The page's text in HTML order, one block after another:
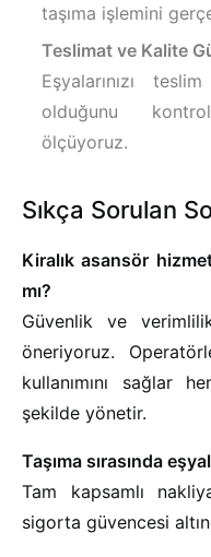
taşıma işlemini
Teslimat ve Kalite
Eşyalarınızı
olduğunu
ölçüyoruz.
Sıkça Sorulan
Kiralık asansör
mı?
Güvenlik ve
öneriyoruz.
kullanımını sağlar
şekilde yönetir.
Taşıma sırasında
Tam kapsamlı
sigorta güvencesi